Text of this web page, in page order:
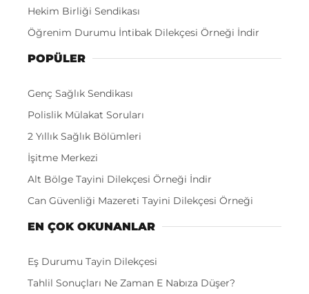
Hekim Birliği Sendikası
Öğrenim Durumu İntibak Dilekçesi Örneği İndir
POPÜLER
Genç Sağlık Sendikası
Polislik Mülakat Soruları
2 Yıllık Sağlık Bölümleri
İşitme Merkezi
Alt Bölge Tayini Dilekçesi Örneği İndir
Can Güvenliği Mazereti Tayini Dilekçesi Örneği
EN ÇOK OKUNANLAR
Eş Durumu Tayin Dilekçesi
Tahlil Sonuçları Ne Zaman E Nabıza Düşer?